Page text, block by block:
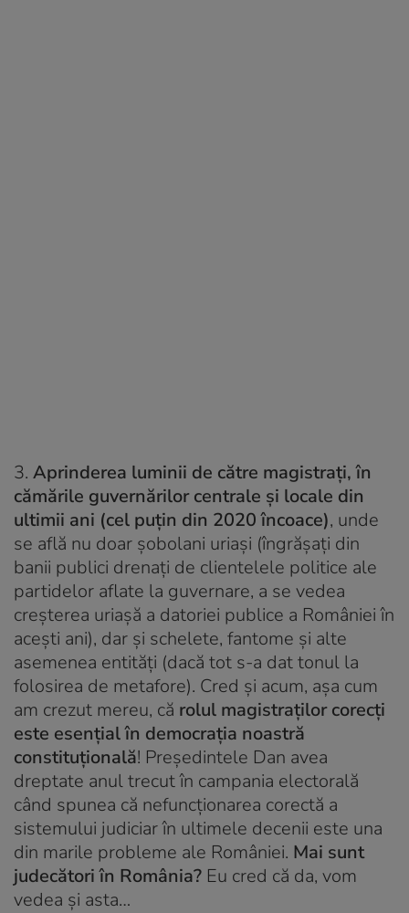
3. Aprinderea luminii de către magistrați, în
cămările guvernărilor centrale și locale din
ultimii ani (cel puțin din 2020 încoace), unde
se află nu doar șobolani uriași (îngrășați din
banii publici drenați de clientelele politice ale
partidelor aflate la guvernare, a se vedea
creșterea uriașă a datoriei publice a României în
acești ani), dar și schelete, fantome și alte
asemenea entități (dacă tot s-a dat tonul la
folosirea de metafore). Cred și acum, așa cum
am crezut mereu, că rolul magistraților corecți
este esențial în democrația noastră
constituțională! Președintele Dan avea
dreptate anul trecut în campania electorală
când spunea că nefuncționarea corectă a
sistemului judiciar în ultimele decenii este una
din marile probleme ale României. Mai sunt
judecători în România? Eu cred că da, vom
vedea și asta…